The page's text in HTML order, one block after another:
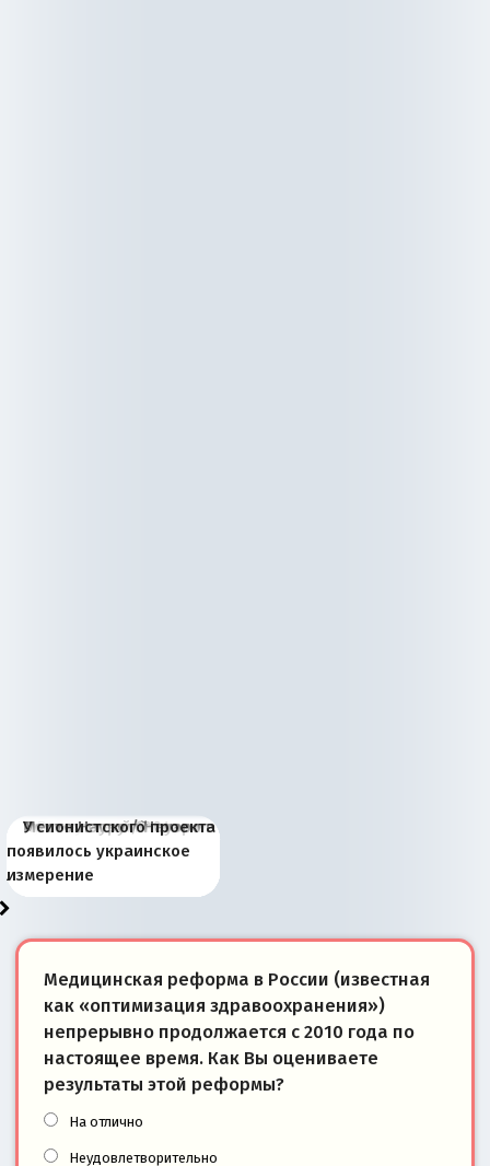
Киевская марионетка
Запада рассказала о
«переобувании» хозяев
В России назрели
перемены: 15 шагов к
суверенной экономике
Миграционный пожар
Европы
Россия начинает
сбрасывать балласт
Анкориджа
Россия зимой 1904
года: первые уступки во
внутренней политике
Русская нация вчера и
сегодня
Почему правый крах в
Варшаве не поможет её
отношениям с Россией?
Место Науру / Науэро в
современной истории
Южной Осетии
У сионистского проекта
появилось украинское
измерение
Медицинская реформа в России (известная
как «оптимизация здравоохранения»)
непрерывно продолжается с 2010 года по
настоящее время. Как Вы оцениваете
результаты этой реформы?
На отлично
Неудовлетворительно